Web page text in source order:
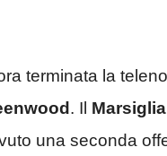
terminata la
. Il Marsiglia
una seconda